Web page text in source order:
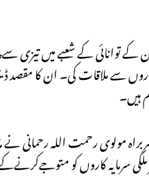
کے توانائی کے شعبے میں
سے ملاقات کی۔ ان کا مقصد
ہیں۔
مولوی رحمت اللہ رحمانی
ملکی سرمایہ کاروں کو